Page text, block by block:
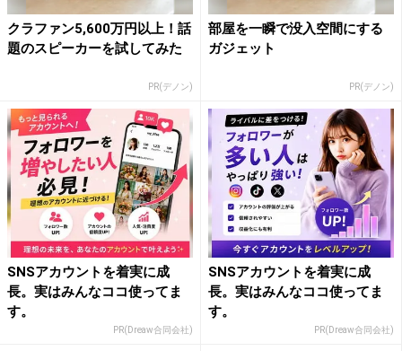
クラファン5,600万円以上！話
題のスピーカーを試してみた
PR(デノン)
部屋を一瞬で没入空間にする
ガジェット
PR(デノン)
SNSアカウントを着実に成
長。実はみんなココ使ってま
す。
PR(Dreaw合同会社)
SNSアカウントを着実に成
長。実はみんなココ使ってま
す。
PR(Dreaw合同会社)